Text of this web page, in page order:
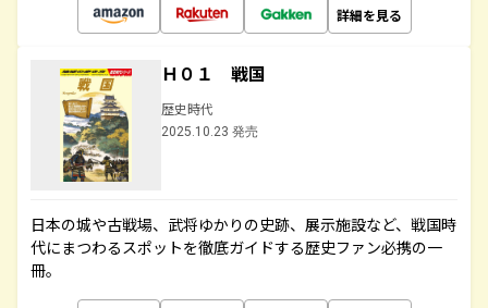
詳細を見る
Ｈ０１ 戦国
歴史時代
2025.10.23 発売
日本の城や古戦場、武将ゆかりの史跡、展示施設など、戦国時
代にまつわるスポットを徹底ガイドする歴史ファン必携の一
冊。